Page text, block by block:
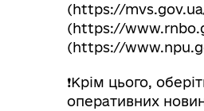
(https://
(https://
(https://
❗️Крім цього,
оперативних